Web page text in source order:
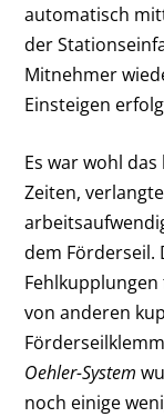
automatisch
der
Mitnehmer
Einsteigen
Es war wohl
Zeiten,
dem Förderseil.
von anderen
Oehler-System
noch einige